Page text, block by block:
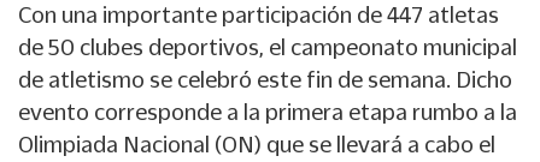
Con una importante participación de 447 atletas
de 50 clubes deportivos, el campeonato municipal
de atletismo se celebró este fin de semana. Dicho
evento corresponde a la primera etapa rumbo a la
Olimpiada Nacional (ON) que se llevará a cabo el